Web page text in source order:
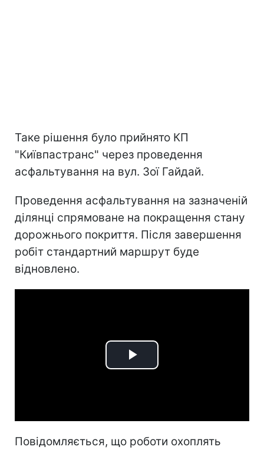
Таке рішення було прийнято КП
"Київпастранс" через проведення
асфальтування на вул. Зої Гайдай.
Проведення асфальтування на зазначеній
ділянці спрямоване на покращення стану
дорожнього покриття. Після завершення
робіт стандартний маршрут буде
відновлено.
Play
Повідомляється, що роботи охоплять